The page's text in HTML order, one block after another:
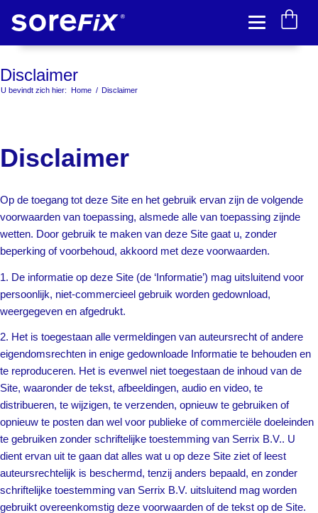
Disclaimer
U bevindt zich hier: Home / Disclaimer
Disclaimer
Op de toegang tot deze Site en het gebruik ervan zijn de volgende
voorwaarden van toepassing, alsmede alle van toepassing zijnde
wetten. Door gebruik te maken van deze Site gaat u, zonder
beperking of voorbehoud, akkoord met deze voorwaarden.
1. De informatie op deze Site (de ‘Informatie’) mag uitsluitend voor
persoonlijk, niet-commercieel gebruik worden gedownload,
weergegeven en afgedrukt.
2. Het is toegestaan alle vermeldingen van auteursrecht of andere
eigendomsrechten in enige gedownloade Informatie te behouden en
te reproduceren. Het is evenwel niet toegestaan de inhoud van de
Site, waaronder de tekst, afbeeldingen, audio en video, te
distribueren, te wijzigen, te verzenden, opnieuw te gebruiken of
opnieuw te posten dan wel voor publieke of commerciële doeleinden
te gebruiken zonder schriftelijke toestemming van Serrix B.V.. U
dient ervan uit te gaan dat alles wat u op deze Site ziet of leest
auteursrechtelijk is beschermd, tenzij anders bepaald, en zonder
schriftelijke toestemming van Serrix B.V. uitsluitend mag worden
gebruikt overeenkomstig deze voorwaarden of de tekst op de Site.